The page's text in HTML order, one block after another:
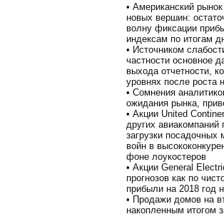
• Американский
новых вершин:
волну фиксации
индексам по итогам
• Источником
частности основное
выхода отчетности,
уровнях после роста
• Сомнения
ожидания рынка,
• Акции United
других
загрузки посадочных
войн в
фоне лоукостеров
• Акции General
прогнозов как по
прибыли на 2018 год
• Продажи домов на
накопленным итогом